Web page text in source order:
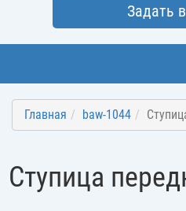
Задать
Главная baw-1044
Ступица